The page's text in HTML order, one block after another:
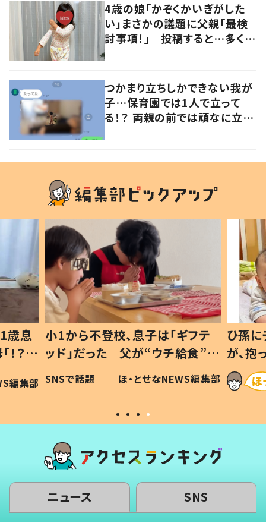
4歳の娘「かぞくかいぎがした
い」まさかの議題に父親「最検
討事項！」 投稿すると…多くの
つかまり立ちしかできない我が
子…保育園では1人で立って
る！？ 両親の前では頑なに立た
歳息
？」
編集部
小1から不登校、息子は「ギフテ
ッド」だった 父が“ウチ給食”を
作り続ける理由とは #令和の親
#令和の子
SNSで話題 ほ・とせなNEWS編集部
ひ孫
が、
「涙が
い」
ニュース SNS